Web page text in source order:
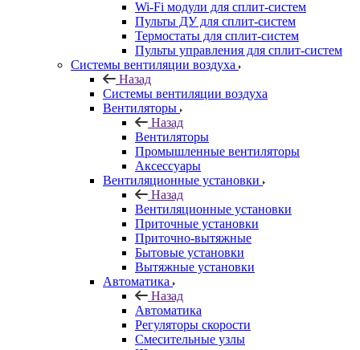
Wi-Fi модули для сплит-систем
Пульты ДУ для сплит-систем
Термостаты для сплит-систем
Пульты управления для сплит-систем
Системы вентиляции воздуха
Назад
Системы вентиляции воздуха
Вентиляторы
Назад
Вентиляторы
Промышленные вентиляторы
Аксессуары
Вентиляционные установки
Назад
Вентиляционные установки
Приточные установки
Приточно-вытяжные
Бытовые установки
Вытяжные установки
Автоматика
Назад
Автоматика
Регуляторы скорости
Смесительные узлы